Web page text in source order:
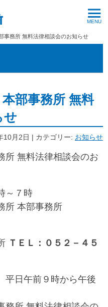
務所 無料法律相談会のお知らせ
部事務所 無料
せ
10月2日 | カテゴリー: お知らせ
無料法律相談会のお
～７時
所 本部事務所
ＴＥＬ：０５２－４５
平日午前９時から午後